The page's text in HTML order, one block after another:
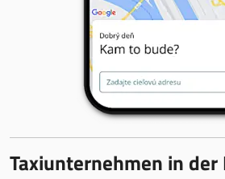
Taxiunternehmen in der